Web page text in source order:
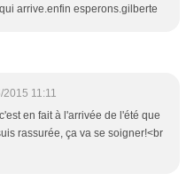
arrive.enfin esperons.gilberte
2015 11:11
en fait à l'arrivée de l'été que
rassurée, ça va se soigner!<br